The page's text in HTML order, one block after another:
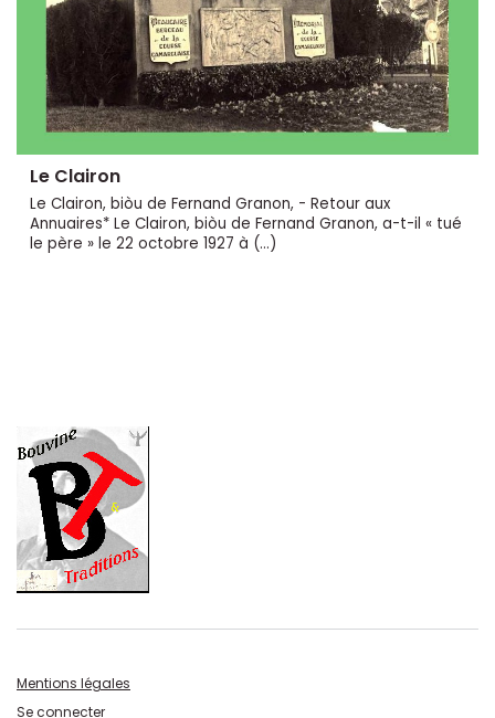
Le Clairon
Le Clairon, biòu de Fernand Granon, - Retour aux
Annuaires* Le Clairon, biòu de Fernand Granon, a-t-il « tué
le père » le 22 octobre 1927 à (…)
Mentions légales
Se connecter